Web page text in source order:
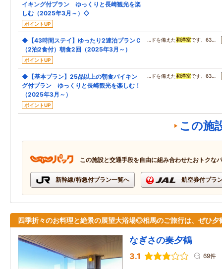
イキング付プラン ゆっくりと長崎観光を楽
しむ（2025年3月～）◇
ポイントUP
◆【43時間ステイ】ゆったり2連泊プランＣ
（2泊2食付）朝食2回（2025年3月～）
ポイントUP
…ドを備えた和洋室です、63…
◆【基本プラン】25品以上の朝食バイキン
グ付プラン ゆっくりと長崎観光を楽しむ！
（2025年3月～）
ポイントUP
…ドを備えた和洋室です、63…
この施
この施設と交通手段を自由に組み合わせたおトクな
新幹線/特急付プラン一覧へ 航空券付プラ
四季折々のお料理と絶景の展望大浴場◎相馬のご旅行は、ぜひ夕
なぎさの奏夕鶴
3.1 69件